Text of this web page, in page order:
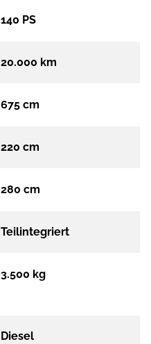
140 PS
20.000 km
675 cm
220 cm
280 cm
Teilintegriert
3.500 kg
Diesel